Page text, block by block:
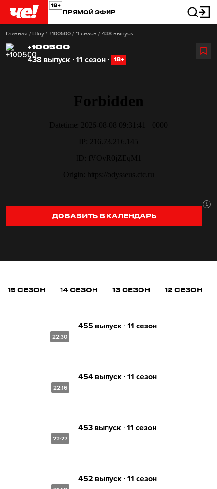
ПРЯМОЙ ЭФИР
Главная / Шоу / +100500 / 11 сезон / 438 выпуск
+100500
438 выпуск ∙ 11 сезон ∙ 18+
ДОБАВИТЬ В КАЛЕНДАРЬ
15 СЕЗОН 14 СЕЗОН 13 СЕЗОН 12 СЕЗОН
22:30
455 выпуск ∙ 11 сезон
22:16
454 выпуск ∙ 11 сезон
22:27
453 выпуск ∙ 11 сезон
452 выпуск ∙ 11 сезон